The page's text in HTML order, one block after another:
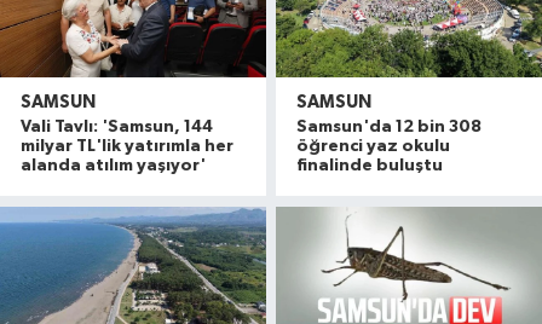
SAMSUN
Vali Tavlı: 'Samsun, 144
milyar TL'lik yatırımla her
alanda atılım yaşıyor'
SAMSUN
Samsun'da 12 bin 308
öğrenci yaz okulu
finalinde buluştu